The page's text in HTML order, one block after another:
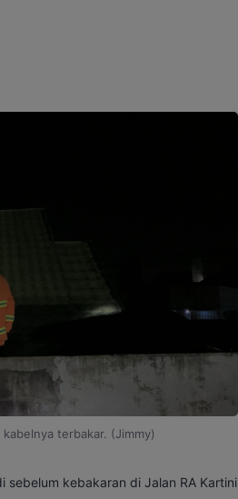
terbakar. (Jimmy)
sebelum kebakaran di Jalan RA Kartini